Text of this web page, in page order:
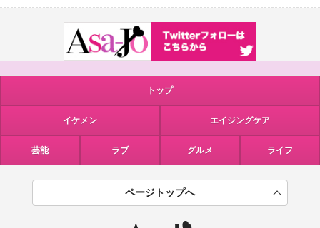
トップ
イケメン エイジングケア
芸能 ラブ グルメ ライフ
ページトップへ